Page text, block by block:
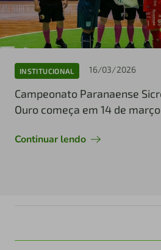
INSTITUCIONAL 16/03/2026
Campeonato Paranaense
Ouro começa em 14 de março
Continuar lendo